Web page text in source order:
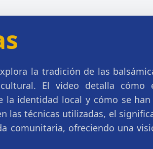
la tradición de las
El video detalla cómo
la identidad local y cómo se
las técnicas utilizadas, el
comunitaria, ofreciendo una